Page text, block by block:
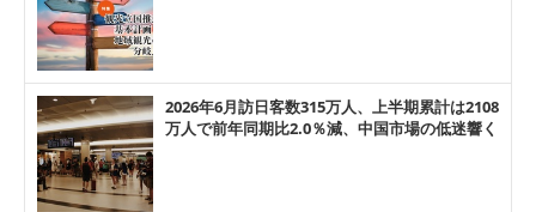
2026年6月訪日客数315万人、上半期累計は2108
万人で前年同期比2.0％減、中国市場の低迷響く